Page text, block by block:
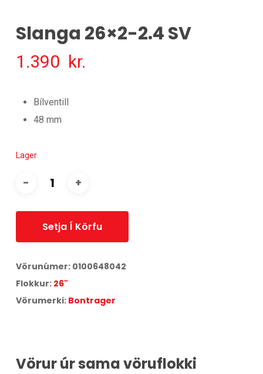
Slanga 26×2-2.4 SV
1.390 kr.
Bílventill
48 mm
Lager
Setja Í Körfu
Vörunúmer: 0100648042
Flokkur: 26"
Vörumerki: Bontrager
Vörur úr sama vöruflokki